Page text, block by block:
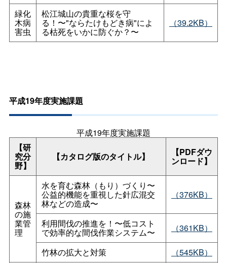
緑化
木病
害虫
松江城山の貴重な桜を守
る！〜"ならたけもどき病"によ
る枯死をいかに防ぐか？〜
（39.2KB）
平成19年度実施課題
平成19年度実施課題
【研
究分
野】
【カタログ版のタイトル】 【PDFダウ
ンロード】
森林
の施
業管
理
水を育む森林（もり）づくり〜
公益的機能を重視した針広混交
林などの造成〜
（376KB）
利用間伐の推進を！〜低コスト
で効率的な間伐作業システム〜 （361KB）
竹林の拡大と対策
（545KB）